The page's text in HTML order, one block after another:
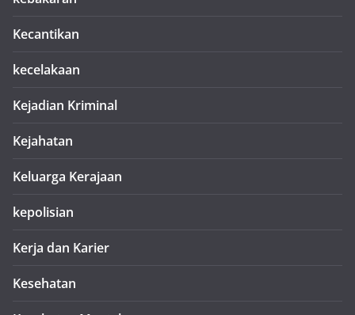
Kecantikan
kecelakaan
Kejadian Kriminal
Kejahatan
Keluarga Kerajaan
kepolisian
Kerja dan Karier
Kesehatan